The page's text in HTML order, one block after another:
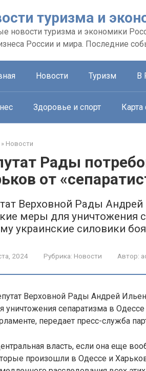
туризма и
новости туризма и экономики
России и мира. Последние
Новости Туризм В
Здоровье и спорт Карта
» Новости
Рады
от
Верховной Рады
меры для уничтожения
украинские силовики
2024 Рубрика: Новости Автор:
Верховной Рады Андрей
уничтожения сепаратизма в
передает пресс-служба
власть, если она еще
произошли в Одессе и